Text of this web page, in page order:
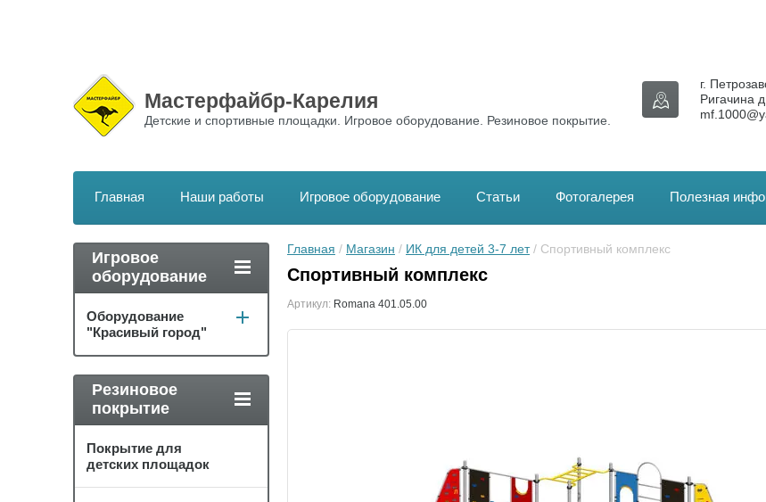
Мастерфайбр-Карелия
Детские и спортивные площадки. Игровое оборудование. Резиновое покрытие.
г.
Ригачина
Главная Наши работы Игровое оборудование Статьи Фотогалерея Полезная
Главная / Магазин / ИК для детей 3-7 лет / Спортивный комплекс
Спортивный комплекс
Артикул: Romana 401.05.00
Игровое
оборудование
Оборудование
"Красивый город"
Резиновое
покрытие
Покрытие для
детских площадок